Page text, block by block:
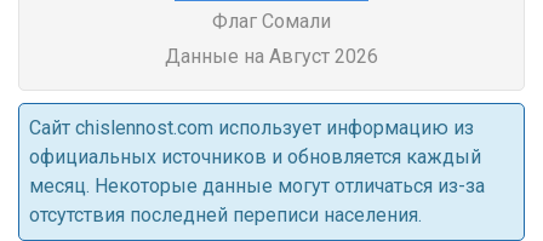
Флаг Сомали
Данные на Август 2026
Cайт chislennost.com использует информацию из
официальных источников и обновляется каждый
месяц. Некоторые данные могут отличаться из-за
отсутствия последней переписи населения.